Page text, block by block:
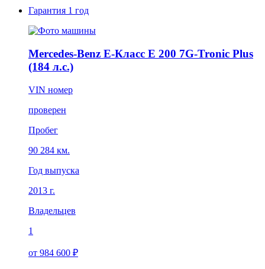
Гарантия 1 год
Mercedes-Benz E-Класс E 200 7G-Tronic Plus
(184 л.с.)
VIN номер
проверен
Пробег
90 284 км.
Год выпуска
2013 г.
Владельцев
1
от 984 600 ₽